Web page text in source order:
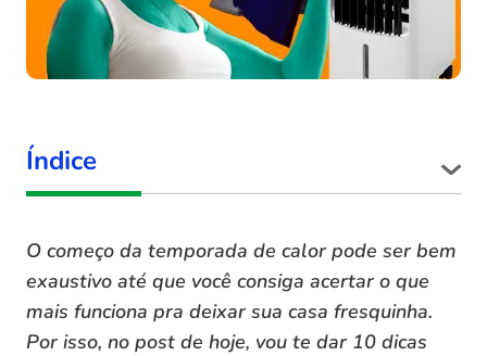
O começo da temporada de calor pode ser bem
exaustivo até que você consiga acertar o que
mais funciona pra deixar sua casa fresquinha.
Por isso, no post de hoje, vou te dar 10 dicas
Índice